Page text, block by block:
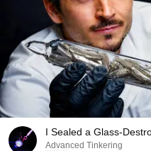
I Sealed a Glass-
Advanced Tinkering